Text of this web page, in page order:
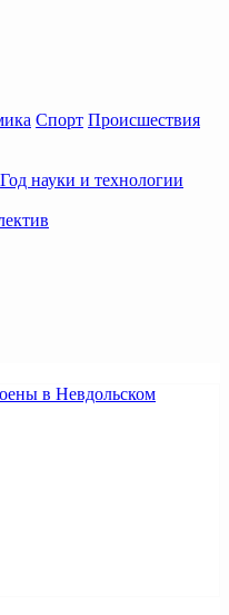
Спорт Происшествия
Год науки и технологии